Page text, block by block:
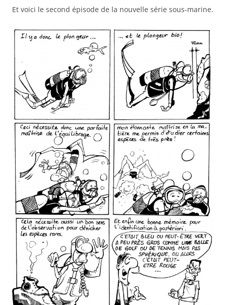
Et voici le second épisode de la nouvelle série sous-marine.